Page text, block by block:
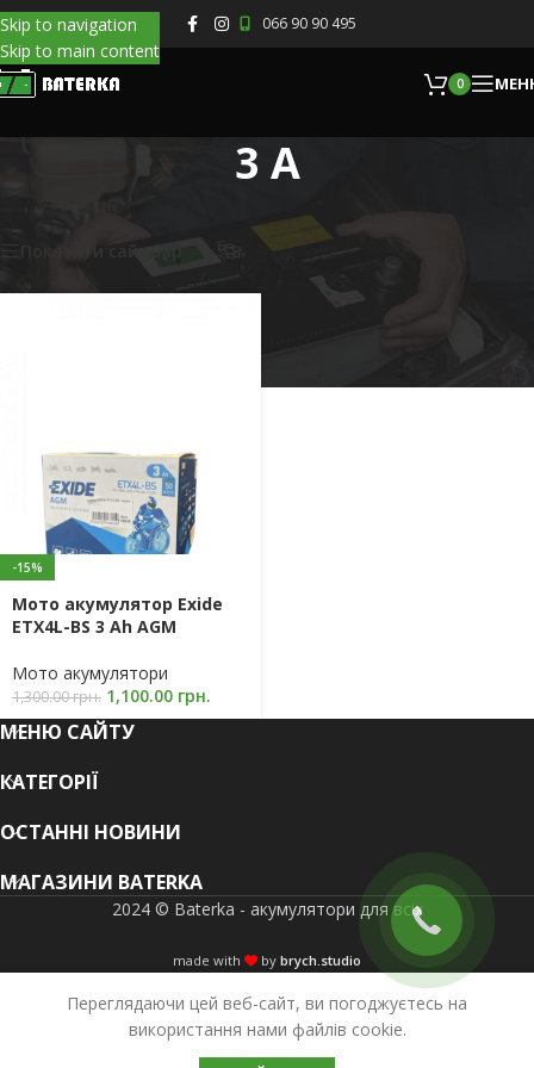
Skip to navigation
Skip to main content
066 90 90 495
0
3 A
Показати сайдбар
-15%
Мото акумулятор Exide
ETX4L-BS 3 Ah AGM
Мото акумулятори
1,300.00грн. 1,100.00 грн.
МЕНЮ САЙТУ
КАТЕГОРІЇ
ОСТАННІ НОВИНИ
МАГАЗИНИ BATERKA
2024 © Baterka - акумулятори для всіх
made with by brych.studio
Переглядаючи цей веб-сайт, ви погоджуєтесь на
використання нами файлів cookie.